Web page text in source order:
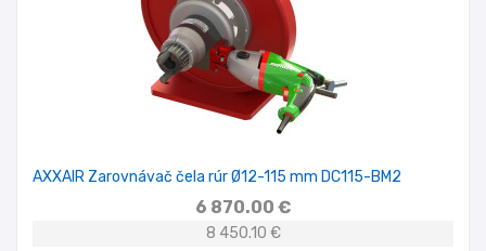
AXXAIR Zarovnávač čela rúr Ø12-115 mm DC115-BM2
6 870.00 €
8 450.10 €